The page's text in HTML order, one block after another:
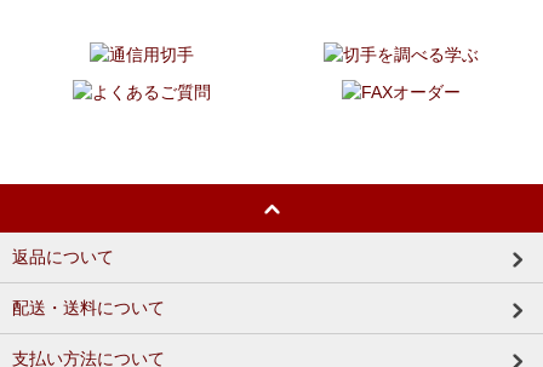
返品について
配送・送料について
支払い方法について